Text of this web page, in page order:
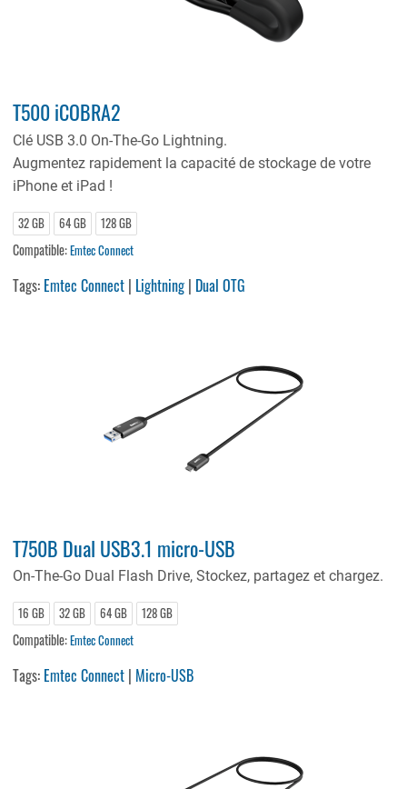
T500 iCOBRA2
Clé USB 3.0 On-The-Go Lightning.
Augmentez rapidement la capacité de stockage de votre
iPhone et iPad !
32 GB 64 GB 128 GB
Compatible:Emtec Connect
Tags: Emtec Connect | Lightning | Dual OTG
T750B Dual USB3.1 micro-USB
On-The-Go Dual Flash Drive, Stockez, partagez et chargez.
16 GB 32 GB 64 GB 128 GB
Compatible:Emtec Connect
Tags: Emtec Connect | Micro-USB